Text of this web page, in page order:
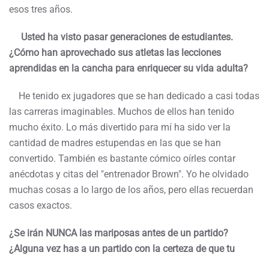
esos tres años.
Usted ha visto pasar generaciones de estudiantes.
¿Cómo han aprovechado sus atletas las lecciones
aprendidas en la cancha para enriquecer su vida adulta?
He tenido ex jugadores que se han dedicado a casi todas
las carreras imaginables. Muchos de ellos han tenido
mucho éxito. Lo más divertido para mí ha sido ver la
cantidad de madres estupendas en las que se han
convertido. También es bastante cómico oírles contar
anécdotas y citas del "entrenador Brown". Yo he olvidado
muchas cosas a lo largo de los años, pero ellas recuerdan
casos exactos.
¿Se irán NUNCA las mariposas antes de un partido?
¿Alguna vez has a un partido con la certeza de que tu